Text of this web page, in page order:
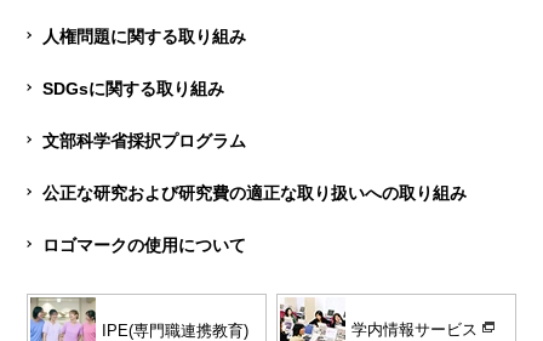
人権問題に関する取り組み
SDGsに関する取り組み
文部科学省採択プログラム
公正な研究および研究費の適正な取り扱いへの取り組み
ロゴマークの使用について
IPE(専門職連携教育) 学内情報サービス